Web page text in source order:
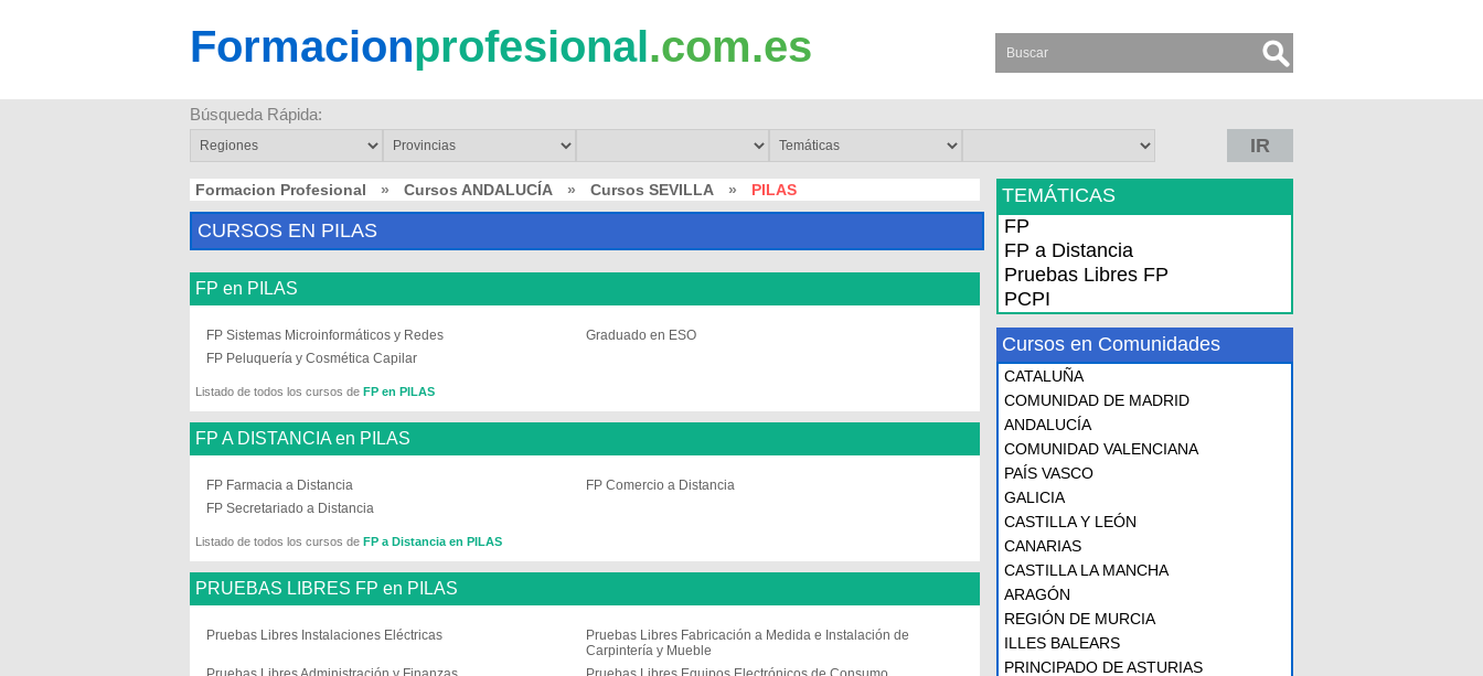
Formacionprofesional.com.es
Búsqueda Rápida:
IR
Formacion Profesional » Cursos ANDALUCÍA » Cursos SEVILLA » PILAS
CURSOS EN PILAS
FP en PILAS
FP Sistemas Microinformáticos y Redes
Graduado en ESO
FP Peluquería y Cosmética Capilar
Listado de todos los cursos de FP en PILAS
FP A DISTANCIA en PILAS
FP Farmacia a Distancia
FP Comercio a Distancia
FP Secretariado a Distancia
Listado de todos los cursos de FP a Distancia en PILAS
PRUEBAS LIBRES FP en PILAS
Pruebas Libres Instalaciones Eléctricas
Pruebas Libres Fabricación a Medida e Instalación de
Carpintería y Mueble
TEMÁTICAS
FP
FP a Distancia
Pruebas Libres FP
PCPI
Cursos en Comunidades
CATALUÑA
COMUNIDAD DE MADRID
ANDALUCÍA
COMUNIDAD VALENCIANA
PAÍS VASCO
GALICIA
CASTILLA Y LEÓN
CANARIAS
CASTILLA LA MANCHA
ARAGÓN
REGIÓN DE MURCIA
ILLES BALEARS
PRINCIPADO DE ASTURIAS